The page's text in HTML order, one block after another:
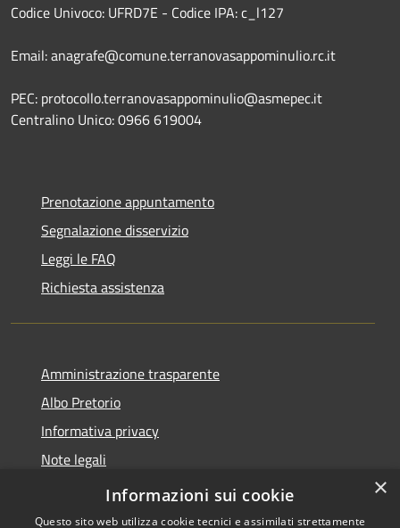
Codice Univoco: UFRD7E - Codice IPA: c_l127
Email: anagrafe@comune.terranovasappominulio.rc.it
PEC: protocollo.terranovasappominulio@asmepec.it
Centralino Unico: 0966 619004
Prenotazione appuntamento
Segnalazione disservizio
Leggi le FAQ
Richiesta assistenza
Amministrazione trasparente
Albo Pretorio
Informativa privacy
Note legali
Dichiarazione di accessibilità
×
Informazioni sui cookie
Questo sito web utilizza cookie tecnici e assimilati strettamente